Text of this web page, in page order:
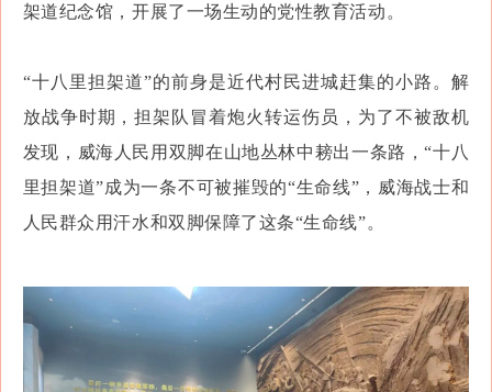
架道纪念馆，开展了一场生动的党性教育活动。
“十八里担架道”的前身是近代村民进城赶集的小路。解
放战争时期，担架队冒着炮火转运伤员，为了不被敌机
发现，威海人民用双脚在山地丛林中耪出一条路，“十八
里担架道”成为一条不可被摧毁的“生命线”，威海战士和
人民群众用汗水和双脚保障了这条“生命线”。